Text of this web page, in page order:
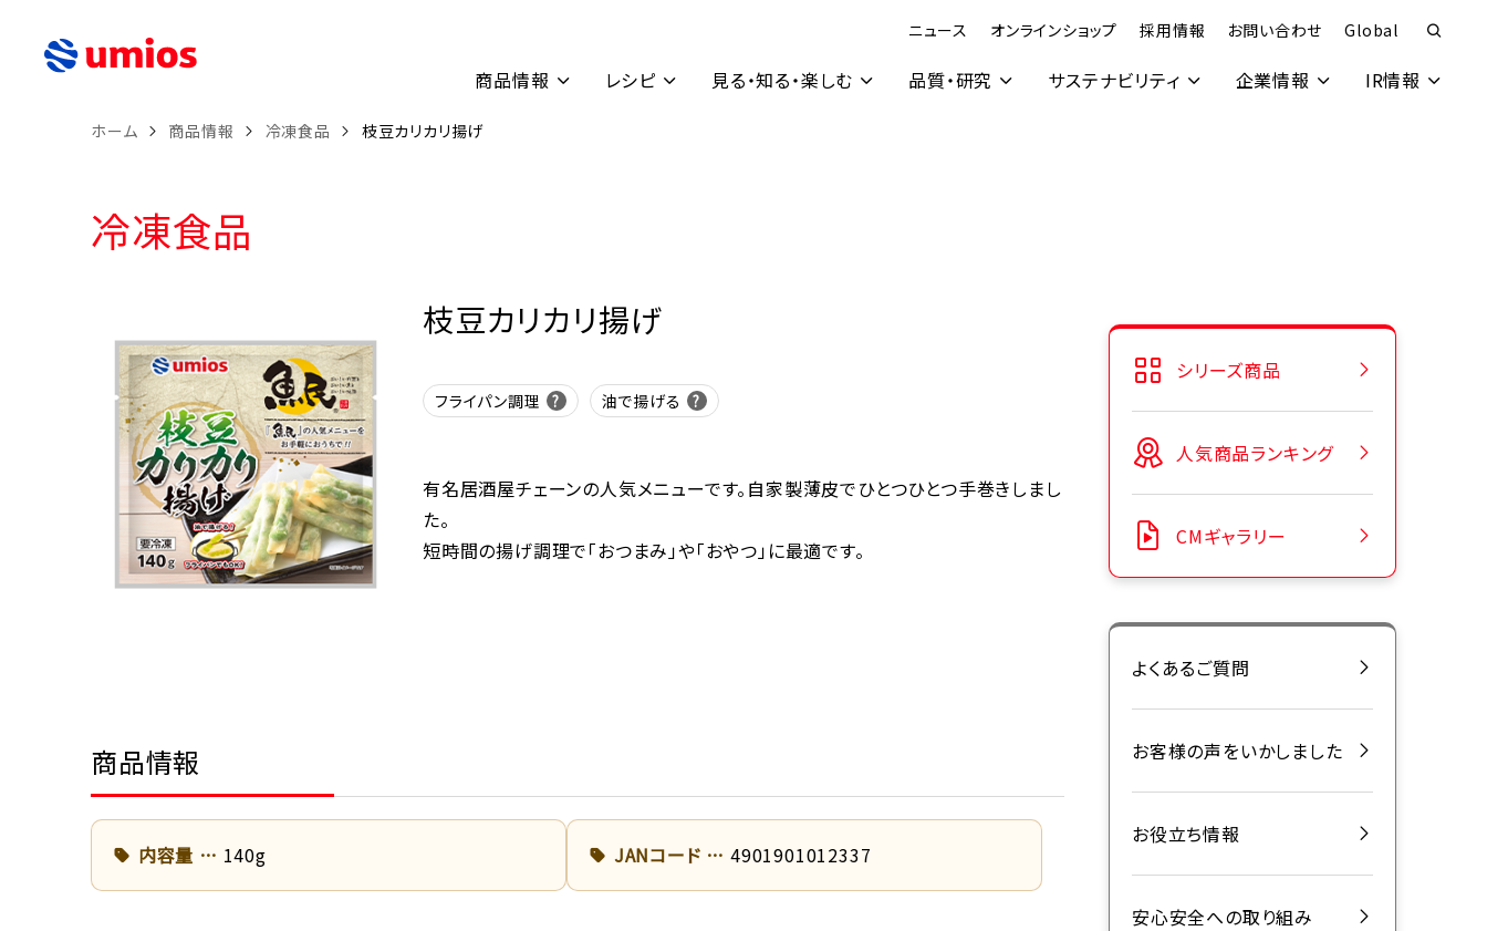
ニュース オンラインショップ 採用情報 お問い合わせ Global
商品情報 レシピ 見る・知る・楽しむ 品質・研究 サステナビリティ 企業情報 IR情報
ホーム 商品情報 冷凍食品 枝豆カリカリ揚げ
冷凍食品
枝豆カリカリ揚げ
フライパン調理 油で揚げる
有名居酒屋チェーンの人気メニューです。自家製薄皮でひとつひとつ手巻きしまし
た。
短時間の揚げ調理で「おつまみ」や「おやつ」に最適です。
商品情報
内容量 140g JANコード 4901901012337
シリーズ商品
人気商品ランキング
CMギャラリー
よくあるご質問
お客様の声をいかしました
お役立ち情報
安心安全への取り組み